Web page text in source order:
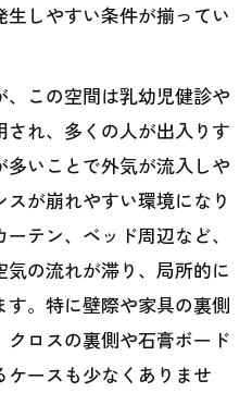
しやすい条件が揃ってい
この空間は乳幼児健診や
れ、多くの人が出入りす
いことで外気が流入しや
が崩れやすい環境になり
テン、ベッド周辺など、
の流れが滞り、局所的に
。特に壁際や家具の裏側
ロスの裏側や石膏ボード
ースも少なくありませ